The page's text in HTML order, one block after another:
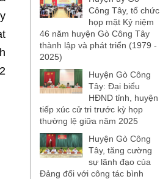
Công Tây, tổ chức
họp mặt Kỷ niệm
46 năm huyện Gò Công Tây
thành lập và phát triển (1979 -
2025)
Huyện Gò Công
Tây: Đại biểu
HĐND tỉnh, huyện
tiếp xúc cử tri trước kỳ họp
thường lệ giữa năm 2025
Huyện Gò Công
Tây, tăng cường
sự lãnh đạo của
Đảng đối với công tác bình